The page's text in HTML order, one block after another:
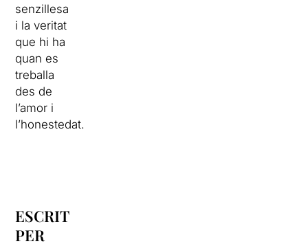
senzillesa
i la veritat
que hi ha
quan es
treballa
des de
l’amor i
l’honestedat.
ESCRIT
PER